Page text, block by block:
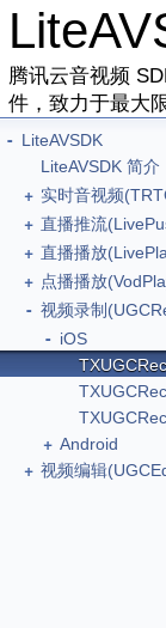
腾讯云音视频
件，致力于最大
- LiteAVSDK
LiteAVSDK 简介
+ 实时音视频
+ 直播推流
+ 直播播放
+ 点播播放
- 视频录制
- iOS
+ Android
+ 视频编辑